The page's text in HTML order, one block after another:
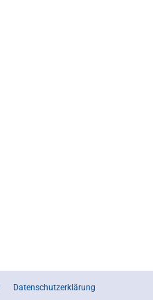
Datenschutzerklärung